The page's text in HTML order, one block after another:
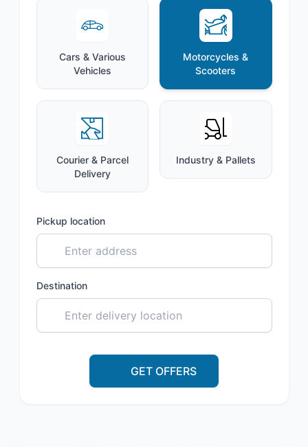
Cars & Various
Vehicles
Motorcycles &
Scooters
Courier & Parcel
Delivery
Industry & Pallets
Pickup location
Destination
GET OFFERS